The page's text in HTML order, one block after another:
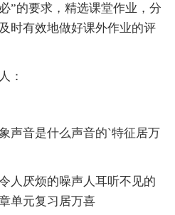
的要求，精选课堂作业，分
时有效地做好课外作业的评
：
音是什么声音的`特征居万
厌烦的噪声人耳听不见的
单元复习居万喜